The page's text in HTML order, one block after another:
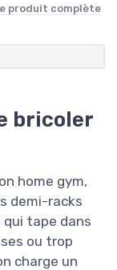
produit complète
bricoler
home gym,
demi-racks
qui tape dans
ou trop
charge un